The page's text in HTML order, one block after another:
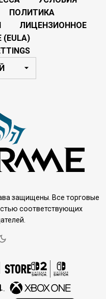
ПОЛИТИКА
ЛИЦЕНЗИОННОЕ
защищены. Все торговые
соответствующих